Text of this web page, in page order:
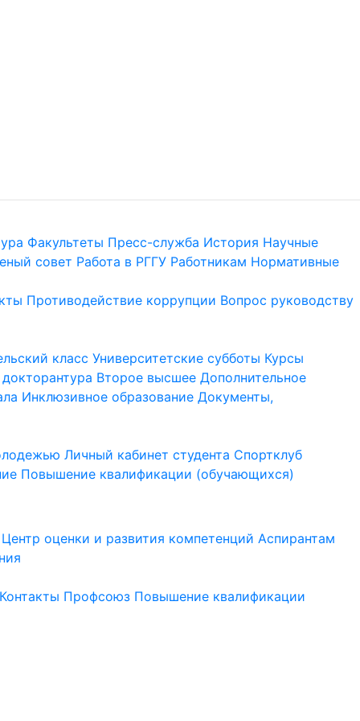
Факультеты Пресс-служба История Научные
совет Работа в РГГУ Работникам Нормативные
Противодействие коррупции Вопрос руководству
класс Университетские субботы Курсы
Второе высшее Дополнительное
Инклюзивное образование Документы,
Личный кабинет студента Спортклуб
Повышение квалификации (обучающихся)
Центр оценки и развития компетенций Аспирантам
Контакты Профсоюз Повышение квалификации